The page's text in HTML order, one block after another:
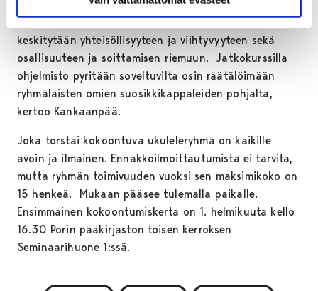
– Tarkoituksena ei ole opettaa musiikin teoriaa tai
keskitytään yhteisöllisyyteen ja viihtyvyyteen sekä
osallisuuteen ja soittamisen riemuun. Jatkokurssilla
ohjelmisto pyritään soveltuvilta osin räätälöimään
ryhmäläisten omien suosikkikappaleiden pohjalta,
kertoo Kankaanpää.
Joka torstai kokoontuva ukuleleryhmä on kaikille
avoin ja ilmainen. Ennakkoilmoittautumista ei tarvita,
mutta ryhmän toimivuuden vuoksi sen maksimikoko on
15 henkeä. Mukaan pääsee tulemalla paikalle.
Ensimmäinen kokoontumiskerta on 1. helmikuuta kello
16.30 Porin pääkirjaston toisen kerroksen
Seminaarihuone 1:ssä.